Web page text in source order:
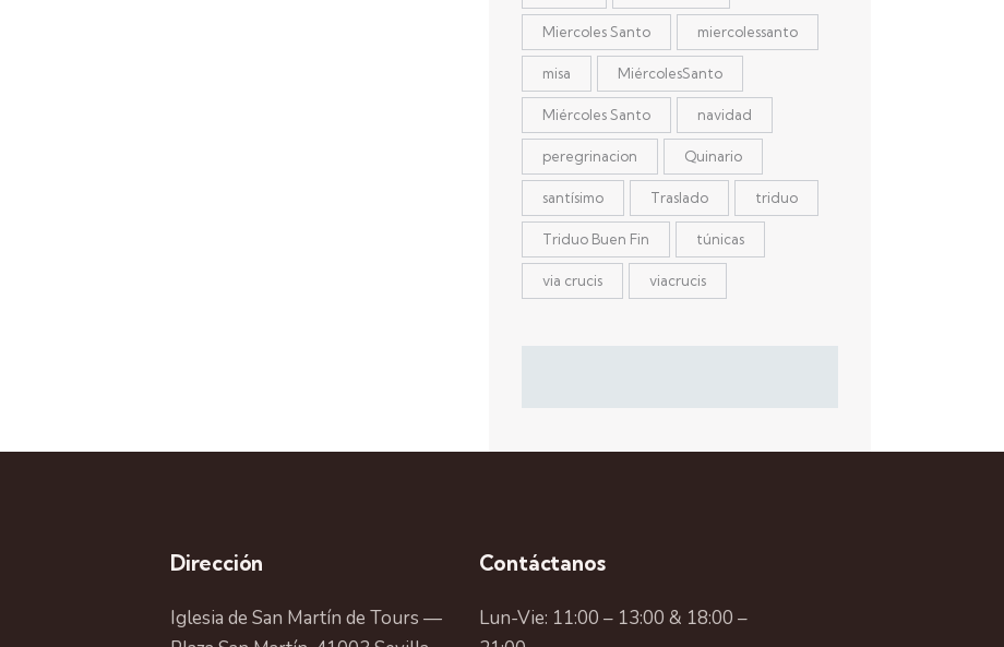
Miercoles Santo miercolessanto
misa MiércolesSanto
Miércoles Santo navidad
peregrinacion Quinario
santísimo Traslado triduo
Triduo Buen Fin túnicas
via crucis viacrucis
Dirección
Iglesia de San Martín de Tours —
Contáctanos
Lun-Vie: 11:00 – 13:00 & 18:00 –